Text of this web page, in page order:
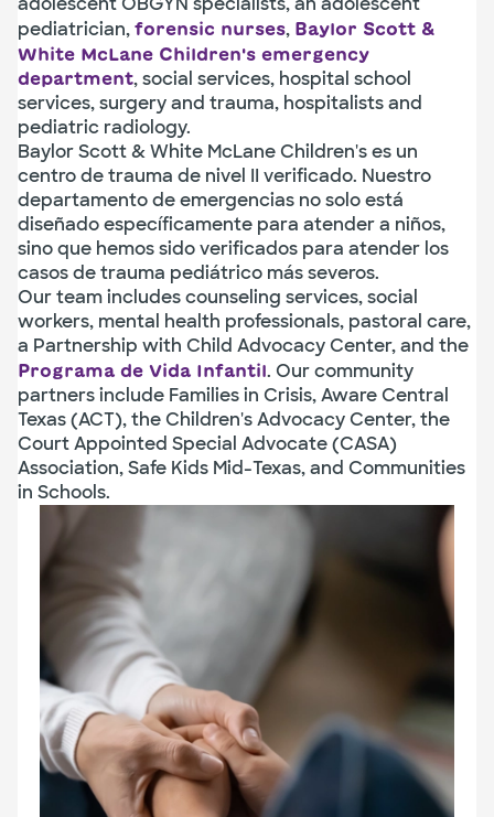
pediatrician, forensic nurses, Baylor Scott &
White McLane Children's emergency
department, social services, hospital school
services, surgery and trauma, hospitalists and
pediatric radiology.
Baylor Scott & White McLane Children's es un
centro de trauma de nivel II verificado. Nuestro
departamento de emergencias no solo está
diseñado específicamente para atender a niños,
sino que hemos sido verificados para atender los
casos de trauma pediátrico más severos.
Our team includes counseling services, social
workers, mental health professionals, pastoral care,
a Partnership with Child Advocacy Center, and the
Programa de Vida Infantil. Our community
partners include Families in Crisis, Aware Central
Texas (ACT), the Children's Advocacy Center, the
Court Appointed Special Advocate (CASA)
Association, Safe Kids Mid-Texas, and Communities
in Schools.